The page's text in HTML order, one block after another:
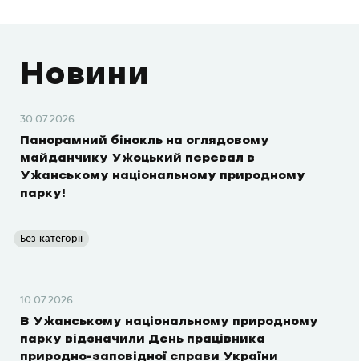
Новини
30.07.2026
Панорамний бінокль на оглядовому
майданчику Ужоцький перевал в
Ужанському національному природному
парку!
Без категорії
10.07.2026
В Ужанському національному природному
парку відзначили День працівника
природно-заповідної справи України